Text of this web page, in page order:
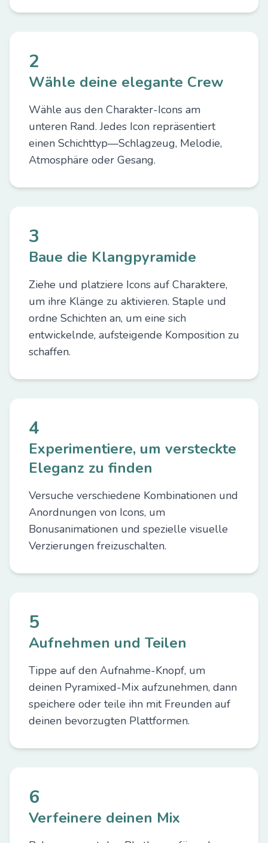
2
Wähle deine elegante Crew
Wähle aus den Charakter-Icons am
unteren Rand. Jedes Icon repräsentiert
einen Schichttyp—Schlagzeug, Melodie,
Atmosphäre oder Gesang.
3
Baue die Klangpyramide
Ziehe und platziere Icons auf Charaktere,
um ihre Klänge zu aktivieren. Staple und
ordne Schichten an, um eine sich
entwickelnde, aufsteigende Komposition zu
schaffen.
4
Experimentiere, um versteckte
Eleganz zu finden
Versuche verschiedene Kombinationen und
Anordnungen von Icons, um
Bonusanimationen und spezielle visuelle
Verzierungen freizuschalten.
5
Aufnehmen und Teilen
Tippe auf den Aufnahme-Knopf, um
deinen Pyramixed-Mix aufzunehmen, dann
speichere oder teile ihn mit Freunden auf
deinen bevorzugten Plattformen.
6
Verfeinere deinen Mix